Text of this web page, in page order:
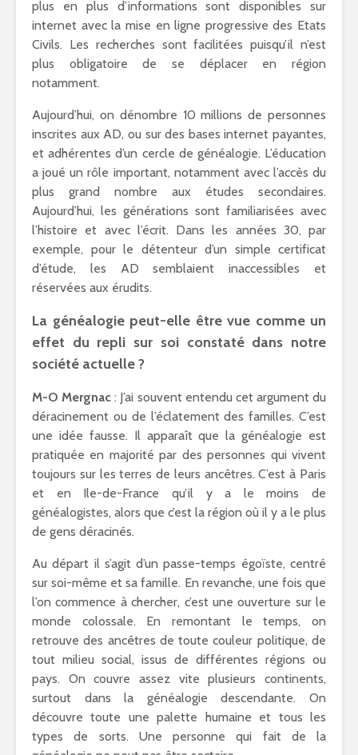
plus en plus d’informations sont disponibles sur
internet avec la mise en ligne progressive des Etats
Civils. Les recherches sont facilitées puisqu’il n’est
plus obligatoire de se déplacer en région
notamment.
Aujourd’hui, on dénombre 10 millions de personnes
inscrites aux AD, ou sur des bases internet payantes,
et adhérentes d’un cercle de généalogie. L’éducation
a joué un rôle important, notamment avec l’accès du
plus grand nombre aux études secondaires.
Aujourd’hui, les générations sont familiarisées avec
l’histoire et avec l’écrit. Dans les années 30, par
exemple, pour le détenteur d’un simple certificat
d’étude, les AD semblaient inaccessibles et
réservées aux érudits.
La généalogie peut-elle être vue comme un
effet du repli sur soi constaté dans notre
société actuelle ?
M-O Mergnac : J’ai souvent entendu cet argument du
déracinement ou de l’éclatement des familles. C’est
une idée fausse. Il apparaît que la généalogie est
pratiquée en majorité par des personnes qui vivent
toujours sur les terres de leurs ancêtres. C’est à Paris
et en Ile-de-France qu’il y a le moins de
généalogistes, alors que c’est la région où il y a le plus
de gens déracinés.
Au départ il s’agit d’un passe-temps égoïste, centré
sur soi-même et sa famille. En revanche, une fois que
l’on commence à chercher, c’est une ouverture sur le
monde colossale. En remontant le temps, on
retrouve des ancêtres de toute couleur politique, de
tout milieu social, issus de différentes régions ou
pays. On couvre assez vite plusieurs continents,
surtout dans la généalogie descendante. On
découvre toute une palette humaine et tous les
types de sorts. Une personne qui fait de la